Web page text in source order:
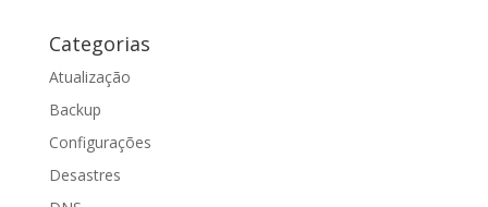
Categorias
Atualização
Backup
Configurações
Desastres